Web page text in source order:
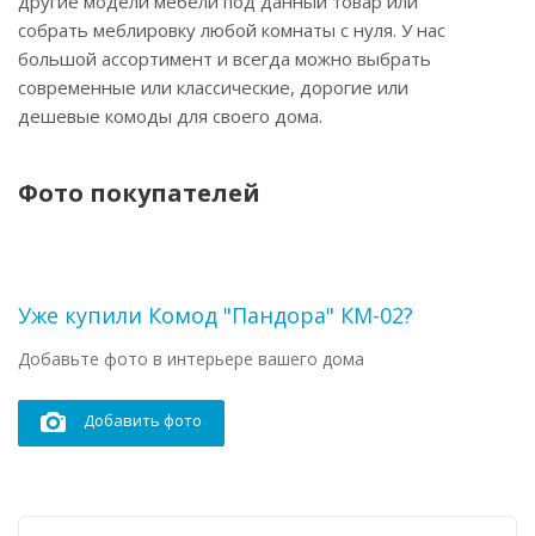
собрать меблировку любой комнаты с нуля. У нас
большой ассортимент и всегда можно выбрать
современные или классические, дорогие или
дешевые комоды для своего дома.
Фото покупателей
Уже купили Комод "Пандора" КМ-02?
Добавьте фото в интерьере вашего дома
Добавить фото